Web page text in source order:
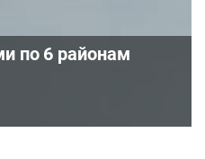
по 6 районам